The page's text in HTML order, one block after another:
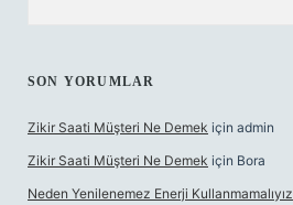
SON YORUMLAR
Zikir Saati Müşteri Ne Demek için admin
Zikir Saati Müşteri Ne Demek için Bora
Neden Yenilenemez Enerji Kullanmamalıyız